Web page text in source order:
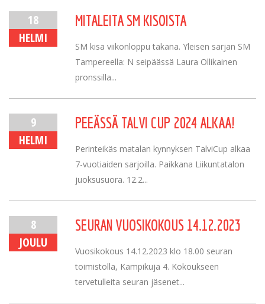
18
HELMI
MITALEITA SM KISOISTA
SM kisa viikonloppu takana. Yleisen sarjan SM
Tampereella: N seipäässä Laura Ollikainen
pronssilla...
9
HELMI
PEEÄSSÄ TALVI CUP 2024 ALKAA!
Perinteikäs matalan kynnyksen TalviCup alkaa
7-vuotiaiden sarjoilla. Paikkana Liikuntatalon
juoksusuora. 12.2...
8
JOULU
SEURAN VUOSIKOKOUS 14.12.2023
Vuosikokous 14.12.2023 klo 18.00 seuran
toimistolla, Kampikuja 4. Kokoukseen
tervetulleita seuran jäsenet...